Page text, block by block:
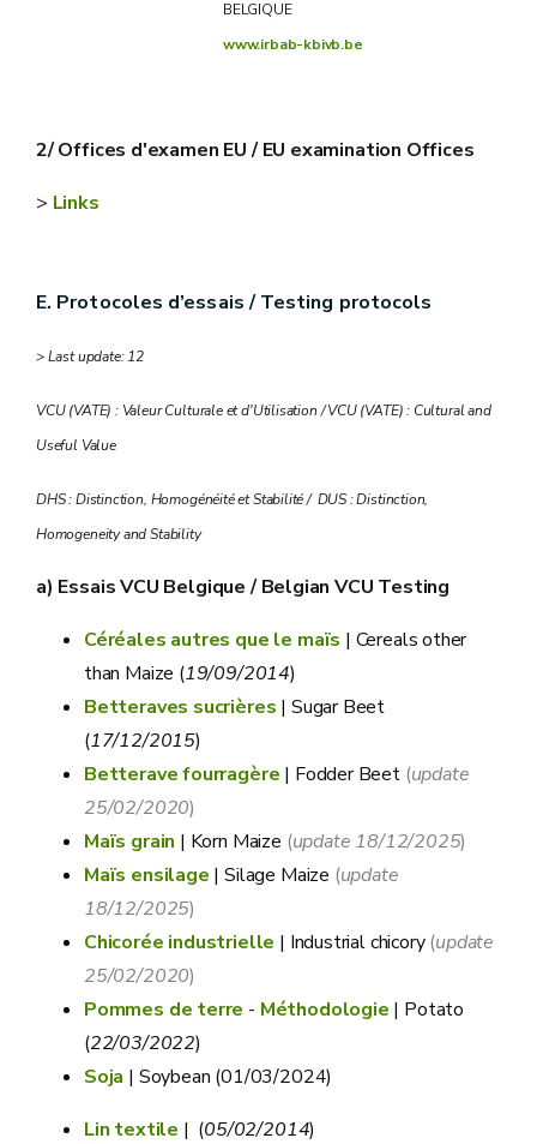
BELGIQUE
www.irbab-kbivb.be
2/ Offices d'examen EU / EU examination Offices
> Links
E. Protocoles d’essais / Testing protocols
> Last update: 12
VCU (VATE) : Valeur Culturale et d'Utilisation / VCU (VATE) : Cultural and
Useful Value
DHS : Distinction, Homogénéité et Stabilité / DUS : Distinction,
Homogeneity and Stability
a) Essais VCU Belgique / Belgian VCU Testing
Céréales autres que le maïs | Cereals other
than Maize (19/09/2014)
Betteraves sucrières | Sugar Beet
(17/12/2015)
Betterave fourragère | Fodder Beet (update
25/02/2020)
Maïs grain | Korn Maize (update 18/12/2025)
Maïs ensilage | Silage Maize (update
18/12/2025)
Chicorée industrielle | Industrial chicory(update
25/02/2020)
Pommes de terre - Méthodologie | Potato
(22/03/2022)
Soja | Soybean (01/03/2024)
Lin textile | (05/02/2014)